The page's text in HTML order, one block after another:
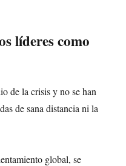
líderes como
de la crisis y no se han
de sana distancia ni la
global, se